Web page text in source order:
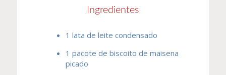
Ingredientes
1 lata de leite condensado
1 pacote de biscoito de maisena
picado